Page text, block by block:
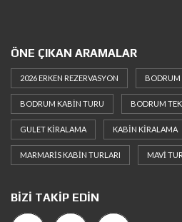
ÖNE ÇIKAN ARAMALAR
2026 ERKEN REZERVASYON BODRUM
BODRUM KABIN TURU BODRUM
GULET KIRALAMA KABIN KIRALAMA
MARMARIS KABIN TURLARI MAVI TUR
BIZI TAKIP EDIN